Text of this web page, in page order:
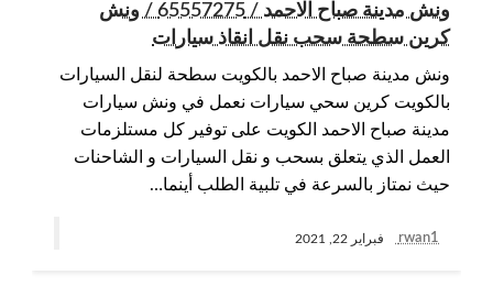
ونش مدينة صباح الاحمد / 65557275 / ونش
كرين سطحة سحب نقل انقاذ سيارات
ونش مدينة صباح الاحمد بالكويت سطحة لنقل السيارات
بالكويت كرين سحي سيارات نعمل في ونش سيارات
مدينة صباح الاحمد الكويت على توفير كل مستلزمات
العمل الذي يتعلق بسحب و نقل السيارات و الشاحنات
حيث نمتاز بالسرعة في تلبية الطلب أينما…
rwan1 فبراير 22, 2021